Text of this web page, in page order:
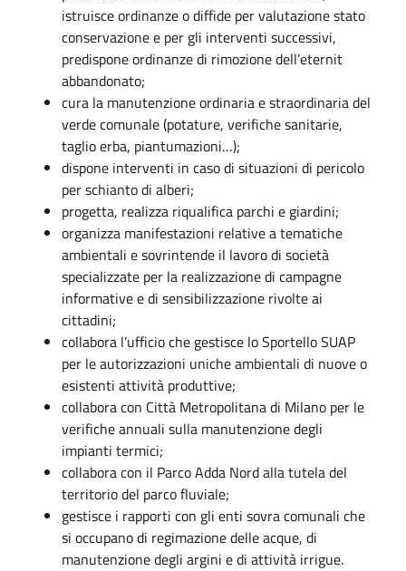
istruisce ordinanze o diffide per valutazione stato
conservazione e per gli interventi successivi,
predispone ordinanze di rimozione dell’eternit
abbandonato;
cura la manutenzione ordinaria e straordinaria del
verde comunale (potature, verifiche sanitarie,
taglio erba, piantumazioni…);
dispone interventi in caso di situazioni di pericolo
per schianto di alberi;
progetta, realizza riqualifica parchi e giardini;
organizza manifestazioni relative a tematiche
ambientali e sovrintende il lavoro di società
specializzate per la realizzazione di campagne
informative e di sensibilizzazione rivolte ai
cittadini;
collabora l’ufficio che gestisce lo Sportello SUAP
per le autorizzazioni uniche ambientali di nuove o
esistenti attività produttive;
collabora con Città Metropolitana di Milano per le
verifiche annuali sulla manutenzione degli
impianti termici;
collabora con il Parco Adda Nord alla tutela del
territorio del parco fluviale;
gestisce i rapporti con gli enti sovra comunali che
si occupano di regimazione delle acque, di
manutenzione degli argini e di attività irrigue.